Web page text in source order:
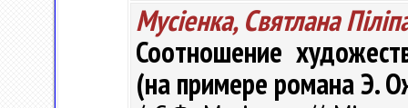
Мусіенка, Святлана
Соотношение
(на примере романа Э.